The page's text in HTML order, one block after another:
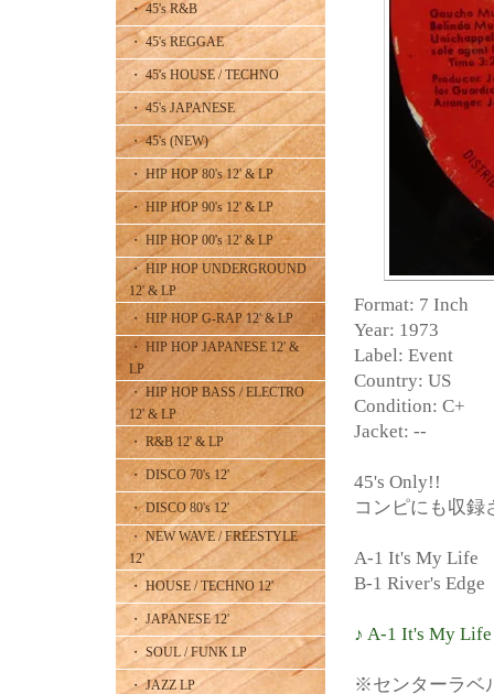
・ 45's R&B
・ 45's REGGAE
・ 45's HOUSE / TECHNO
・ 45's JAPANESE
・ 45's (NEW)
・ HIP HOP 80's 12' & LP
・ HIP HOP 90's 12' & LP
・ HIP HOP 00's 12' & LP
・ HIP HOP UNDERGROUND
12' & LP
・ HIP HOP G-RAP 12' & LP
・ HIP HOP JAPANESE 12' &
LP
・ HIP HOP BASS / ELECTRO
12' & LP
・ R&B 12' & LP
・ DISCO 70's 12'
・ DISCO 80's 12'
・ NEW WAVE / FREESTYLE
12'
・ HOUSE / TECHNO 12'
・ JAPANESE 12'
・ SOUL / FUNK LP
・ JAZZ LP
Format: 7 Inch
Year: 1973
Label: Event
Country: US
Condition: C+
Jacket: --
45's Only!!
コンピにも収録
A-1 It's My Life
B-1 River's Edge
♪ A-1 It's My Life
※センターラベ